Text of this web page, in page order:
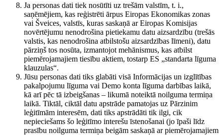
Ja personas dati tiek nosūtīti uz trešām valstīm, t. i.,
saņēmējiem, kas reģistrēti ārpus Eiropas Ekonomikas zonas
vai Šveices, valstīs, kuras saskaņā ar Eiropas Komisijas
novērtējumu nenodrošina pietiekamu datu aizsardzību (trešās
valstis, kas nenodrošina atbilstošu aizsardzības līmeni), datu
pārziņš tos nosūta, izmantojot mehānismus, kas atbilst
piemērojamajiem tiesību aktiem, tostarp ES „standarta līguma
klauzulas“.
Jūsu personas dati tiks glabāti visā Informācijas un izglītības
pakalpojumu līguma vai Demo konta līguma darbības laikā,
kā arī pēc tā izbeigšanas – likumā noteiktā noilguma termiņa
laikā. Tiktāl, ciktāl datu apstrāde pamatojas uz Pārzinim
leģitīmām interesēm, dati tiks apstrādāti tik ilgi, cik
nepieciešams šo leģitīmo interešu īstenošanai (jo īpaši līdz
prasību noilguma termiņa beigām saskaņā ar piemērojamajiem